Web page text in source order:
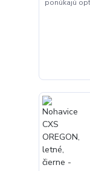
ponúkajú